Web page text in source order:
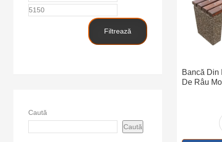
minim
Filtrează
Caută
Caută
Bancă Din
De Râu